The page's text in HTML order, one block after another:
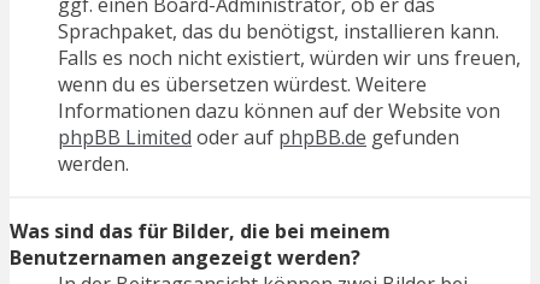
Sprachpaket, das du benötigst, installieren kann.
Falls es noch nicht existiert, würden wir uns freuen,
wenn du es übersetzen würdest. Weitere
Informationen dazu können auf der Website von
phpBB Limited oder auf phpBB.de gefunden
werden.
Was sind das für Bilder, die bei meinem
Benutzernamen angezeigt werden?